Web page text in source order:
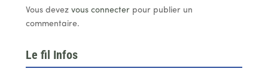
Vous devez vous connecterpour publier un
commentaire.
Le fil Infos